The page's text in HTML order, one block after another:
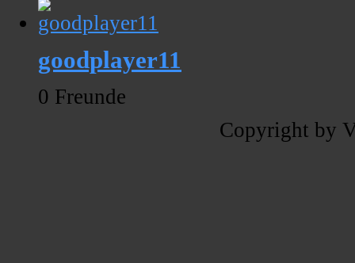
goodplayer11
0 Freunde
Copyright by